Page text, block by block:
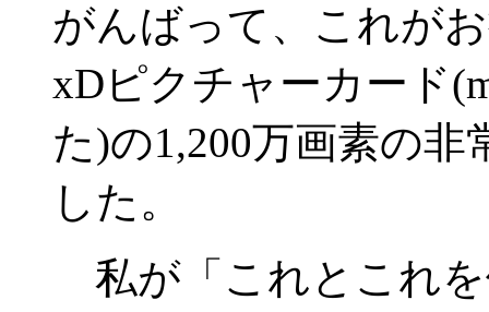
がんばって、これが
xDピクチャーカード
た)の1,200万画素の
した。
私が「これとこれ